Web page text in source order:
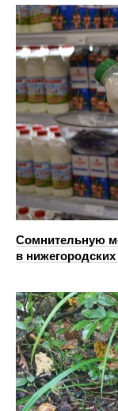
Сомнительную
в